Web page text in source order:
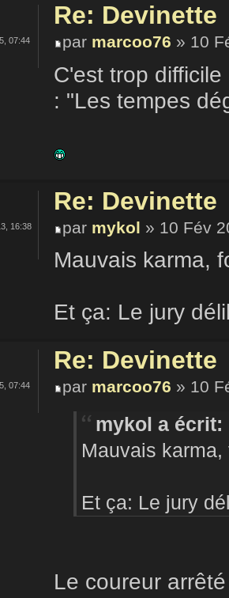
Re: Devinette
par marcoo76 » 10
C'est trop
: "Les tempes
07:44
Re: Devinette
par mykol » 10 Fév
Mauvais karma,
Et ça: Le jury
16:38
Re: Devinette
par marcoo76 » 10
mykol a écrit:
Mauvais karma,
Et ça: Le jury
Le coureur
07:44